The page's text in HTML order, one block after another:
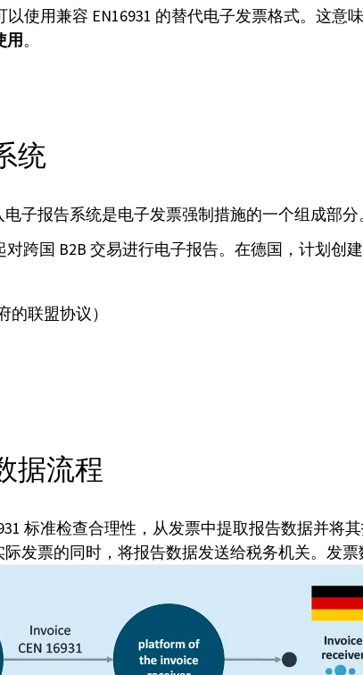
以使用兼容 EN16931 的替代电子发票格式。这
用。
统
子报告系统是电子发票强制措施的一个组成部
对跨国 B2B 交易进行电子报告。在德国，计划
的联盟协议）
据流程
标准检查合理性，从发票中提取报告数据并
发票的同时，将报告数据发送给税务机关。发